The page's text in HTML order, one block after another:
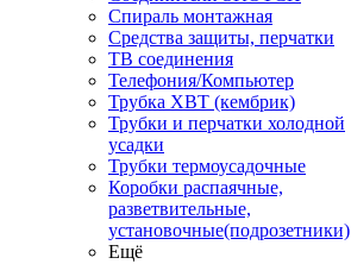
Спираль монтажная
Средства защиты, перчатки
ТВ соединения
Телефония/Компьютер
Трубка ХВТ (кембрик)
Трубки и перчатки холодной
усадки
Трубки термоусадочные
Коробки распаячные,
разветвительные,
установочные(подрозетники)
Ещё